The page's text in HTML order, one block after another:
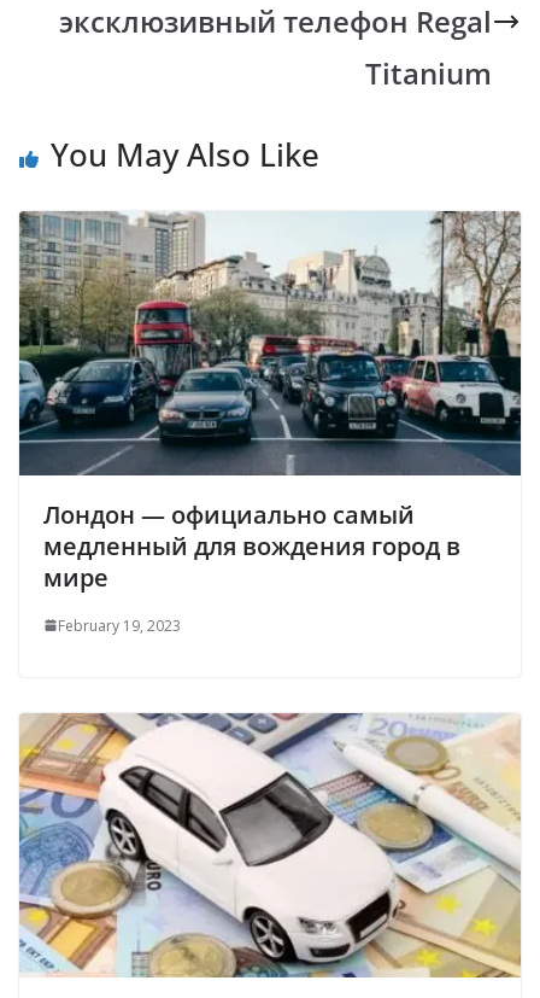
эксклюзивный телефон Regal
Titanium
You May Also Like
Лондон — официально самый
медленный для вождения город в
мире
February 19, 2023